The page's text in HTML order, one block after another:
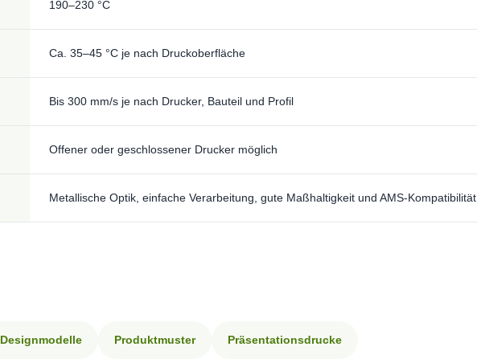
190–230 °C
Ca. 35–45 °C je nach Druckoberfläche
Bis 300 mm/s je nach Drucker, Bauteil und Profil
Offener oder geschlossener Drucker möglich
Metallische Optik, einfache Verarbeitung, gute Maßhaltigkeit und AMS-Kompatibilität
Designmodelle Produktmuster Präsentationsdrucke